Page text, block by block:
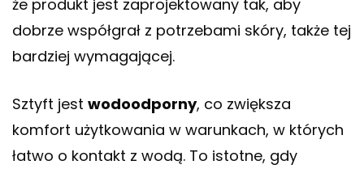
że produkt jest zaprojektowany tak, aby
dobrze współgrał z potrzebami skóry, także tej
bardziej wymagającej.
Sztyft jest wodoodporny, co zwiększa
komfort użytkowania w warunkach, w których
łatwo o kontakt z wodą. To istotne, gdy